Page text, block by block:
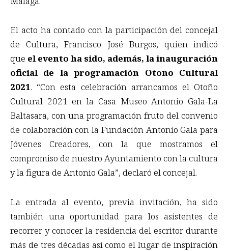
El acto ha contado con la participación del concejal
de Cultura, Francisco José Burgos, quien indicó
que el evento ha sido, además, la inauguración
oficial de la programación Otoño Cultural
2021. “Con esta celebración arrancamos el Otoño
Cultural 2021 en la Casa Museo Antonio Gala-La
Baltasara, con una programación fruto del convenio
de colaboración con la Fundación Antonio Gala para
Jóvenes Creadores, con la que mostramos el
compromiso de nuestro Ayuntamiento con la cultura
y la figura de Antonio Gala”, declaró el concejal.
La entrada al evento, previa invitación, ha sido
también una oportunidad para los asistentes de
recorrer y conocer la residencia del escritor durante
más de tres décadas así como el lugar de inspiración